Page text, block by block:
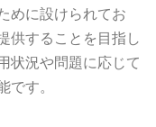
めに設けられてお
供することを目指し
状況や問題に応じて
す。